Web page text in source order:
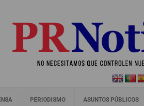
PERIODISMO ASUNTOS PÚBLICOS